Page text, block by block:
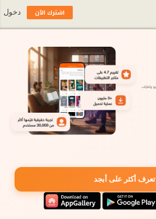
تعرف أكثر على أبجد
اشترك الآن دخول